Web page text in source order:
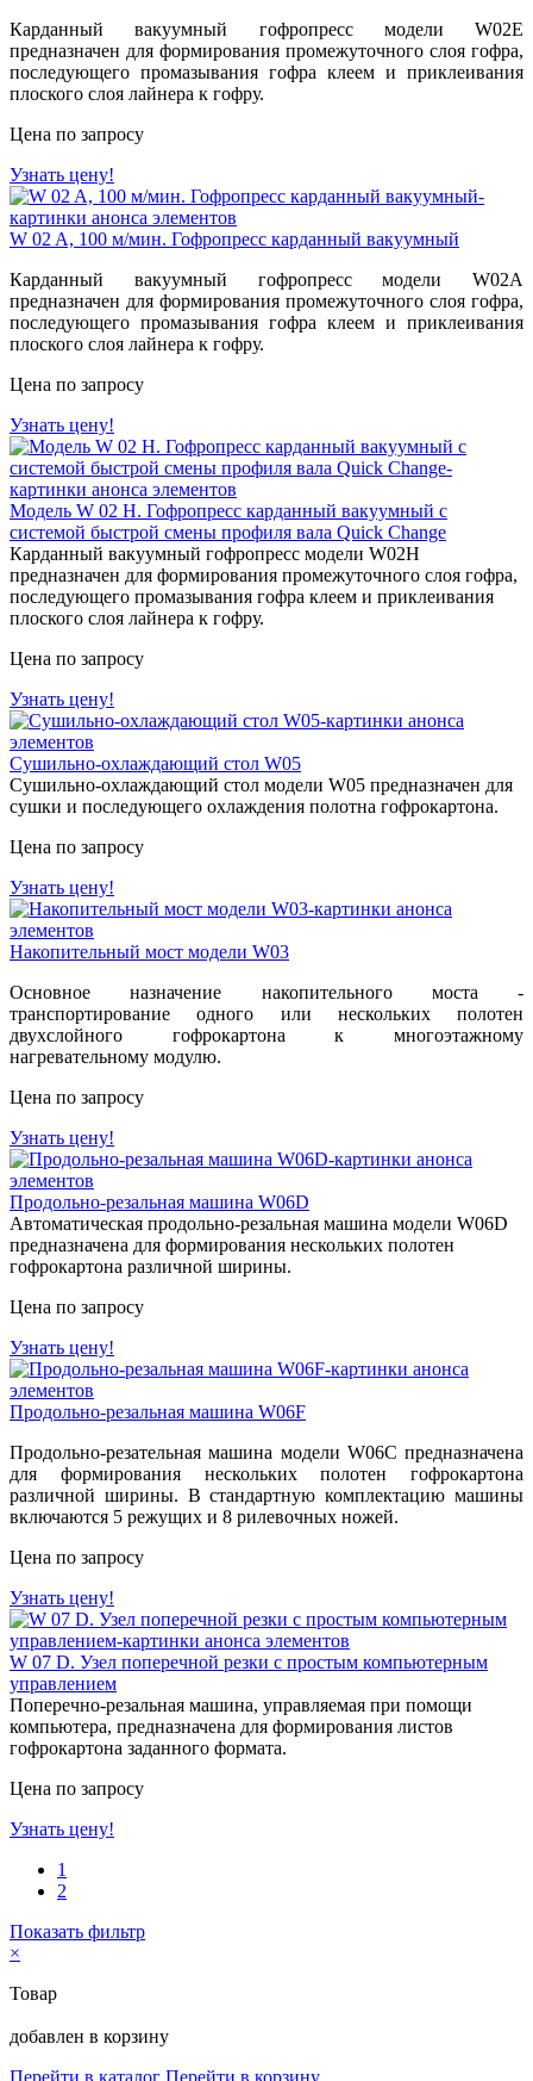
Карданный вакуумный гофропресс модели W02E
предназначен для формирования промежуточного слоя гофра,
последующего промазывания гофра клеем и приклеивания
плоского слоя лайнера к гофру.
Цена по запросу
Узнать цену!
W 02 A, 100 м/мин. Гофропресс карданный вакуумный
Карданный вакуумный гофропресс модели W02A
предназначен для формирования промежуточного слоя гофра,
последующего промазывания гофра клеем и приклеивания
плоского слоя лайнера к гофру.
Цена по запросу
Узнать цену!
Модель W 02 H. Гофропресс карданный вакуумный с
системой быстрой смены профиля вала Quick Change
Карданный вакуумный гофропресс модели W02H
предназначен для формирования промежуточного слоя гофра,
последующего промазывания гофра клеем и приклеивания
плоского слоя лайнера к гофру.
Цена по запросу
Узнать цену!
Сушильно-охлаждающий стол W05
Сушильно-охлаждающий стол модели W05 предназначен для
сушки и последующего охлаждения полотна гофрокартона.
Цена по запросу
Узнать цену!
Накопительный мост модели W03
Основное назначение накопительного моста -
транспортирование одного или нескольких полотен
двухслойного гофрокартона к многоэтажному
нагревательному модулю.
Цена по запросу
Узнать цену!
Продольно-резальная машина W06D
Автоматическая продольно-резальная машина модели W06D
предназначена для формирования нескольких полотен
гофрокартона различной ширины.
Цена по запросу
Узнать цену!
Продольно-резальная машина W06F
Продольно-резательная машина модели W06C предназначена
для формирования нескольких полотен гофрокартона
различной ширины. В стандартную комплектацию машины
включаются 5 режущих и 8 рилевочных ножей.
Цена по запросу
Узнать цену!
W 07 D. Узел поперечной резки с простым компьютерным
управлением
Поперечно-резальная машина, управляемая при помощи
компьютера, предназначена для формирования листов
гофрокартона заданного формата.
Цена по запросу
Узнать цену!
1
2
Показать фильтр
×
Товар
добавлен в корзину
Перейти в каталог Перейти в корзину